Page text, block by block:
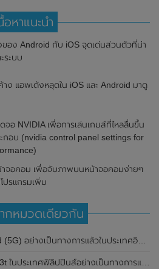
อหาแนะนำ
ของ Android กับ iOS จุดเด่นส่วนตัวที่น่า
ระบบ
ง แอพเด้งหลุดใน iOS และ Android มาดู
จอ NVIDIA เพื่อการเล่นเกมส์ที่ไหลลื่นขึ้น
กอบ (nvidia control panel settings for
าจอคอม เพื่อจับภาพบนหน้าจอคอมง่ายๆ
ปรแกรมเพิ่ม
กหมวดเดียวกัน
อินเดีย มาพร้อมชิปเซ็ต Snapdragon 7s Gen 2 ของ Qualcomm และรองรับเครือข่าย 5G
ชิปเซ็ต Unisoc T612 , กล้องหลัง ความละเอียด 13MP , แบตเตอรี่ 5,000mAh และหน้าจอแสดงผล LCD / 90Hz